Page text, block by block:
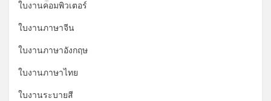
ใบงานคอมพิวเตอร์
ใบงานภาษาจีน
ใบงานภาษาอังกฤษ
ใบงานภาษาไทย
ใบงานระบายสี
*